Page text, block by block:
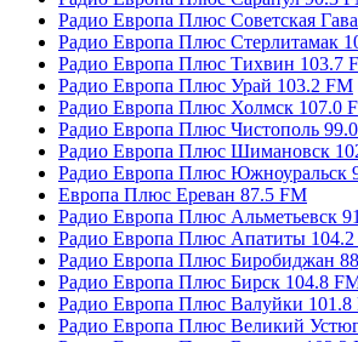
Радио Европа Плюс Советская
Радио Европа Плюс Стерлитамак
Радио Европа Плюс Тихвин 103.7
Радио Европа Плюс Урай 103.2 FM
Радио Европа Плюс Холмск 107.0
Радио Европа Плюс Чистополь
Радио Европа Плюс Шимановск
Радио Европа Плюс Южноуральск
Европа Плюс Ереван 87.5 FM
Радио Европа Плюс Альметьевск
Радио Европа Плюс Апатиты
Радио Европа Плюс Биробиджан
Радио Европа Плюс Бирск 104.8
Радио Европа Плюс Валуйки 101.8
Радио Европа Плюс Великий